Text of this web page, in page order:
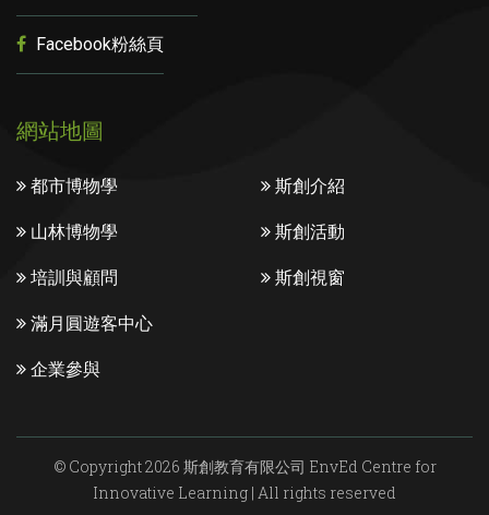
Facebook粉絲頁
網站地圖
都市博物學
山林博物學
培訓與顧問
滿月圓遊客中心
企業參與
斯創介紹
斯創活動
斯創視窗
© Copyright 2026 斯創教育有限公司 EnvEd Centre for
Innovative Learning | All rights reserved